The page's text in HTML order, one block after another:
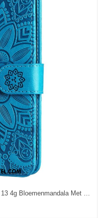
Flip Case Leren Xiaomi Redmi Note 13 4g Bloemenmandala Met Bandje